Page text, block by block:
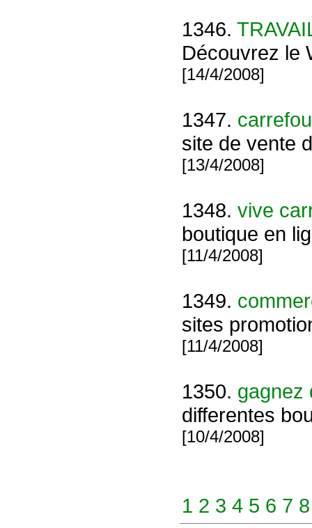
1346.
Découvrez le
[14/4/2008]
1347.
site de vente
[13/4/2008]
1348. vive
boutique en
[11/4/2008]
1349.
sites
[11/4/2008]
1350. gagnez
differentes
[10/4/2008]
1 2 3 4 5 6 7 8